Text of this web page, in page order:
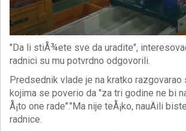
"Da li stiÅ¾ete sve da uradite",
radnici su mu potvrdno odgovorili.
Predsednik vlade je na kratko razgovarao
kojima se poverio da "za tri godine ne bi
Å¡to one rade"."Ma nije teÅ¡ko, nauÄili
radnice.